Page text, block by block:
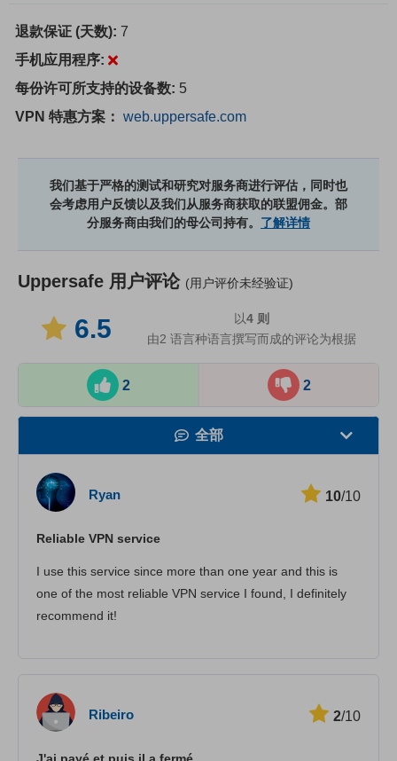
退款保证 (天数): 7
手机应用程序:
每份许可所支持的设备数: 5
VPN 特惠方案： web.uppersafe.com
我们基于严格的测试和研究对服务商进行评估，同时也
会考虑用户反馈以及我们从服务商获取的联盟佣金。部
分服务商由我们的母公司持有。 了解详情
Uppersafe 用户评论 (用户评价未经验证)
6.5 以4 则
由2 语言种语言撰写而成的评论为根据
2 2
全部
客服
Ryan 10/10
Reliable VPN service
I use this service since more than one year and this is
one of the most reliable VPN service I found, I definitely
recommend it!
Ribeiro 2/10